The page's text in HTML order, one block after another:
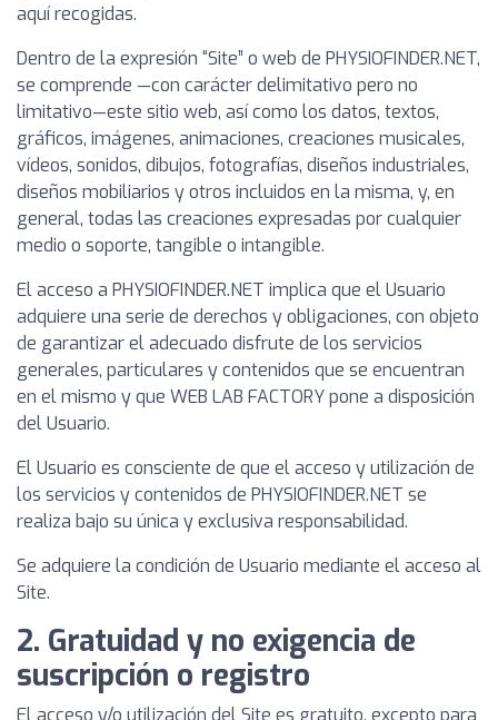
aquí recogidas.
Dentro de la expresión “Site” o web de PHYSIOFINDER.NET,
se comprende —con carácter delimitativo pero no
limitativo—este sitio web, así como los datos, textos,
gráficos, imágenes, animaciones, creaciones musicales,
vídeos, sonidos, dibujos, fotografías, diseños industriales,
diseños mobiliarios y otros incluidos en la misma, y, en
general, todas las creaciones expresadas por cualquier
medio o soporte, tangible o intangible.
El acceso a PHYSIOFINDER.NET implica que el Usuario
adquiere una serie de derechos y obligaciones, con objeto
de garantizar el adecuado disfrute de los servicios
generales, particulares y contenidos que se encuentran
en el mismo y que WEB LAB FACTORY pone a disposición
del Usuario.
El Usuario es consciente de que el acceso y utilización de
los servicios y contenidos de PHYSIOFINDER.NET se
realiza bajo su única y exclusiva responsabilidad.
Se adquiere la condición de Usuario mediante el acceso al
Site.
2. Gratuidad y no exigencia de
suscripción o registro
El acceso y/o utilización del Site es gratuito, excepto para